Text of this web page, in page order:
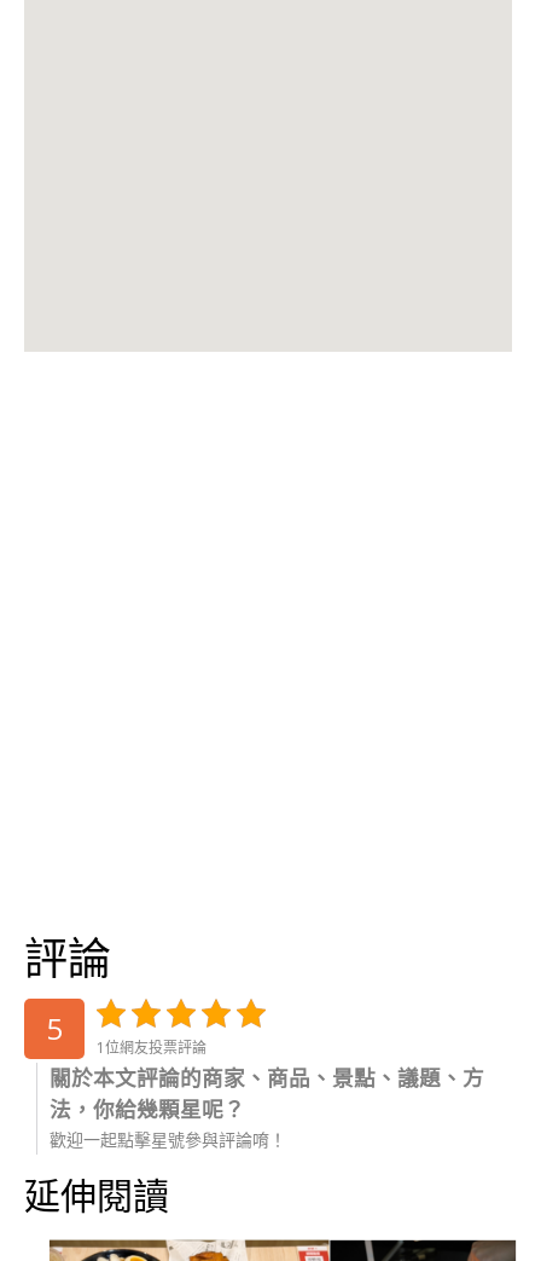
評論
5 1位網友投票評論
關於本文評論的商家、商品、景點、議題、方
法，你給幾顆星呢？
歡迎一起點擊星號參與評論唷！
延伸閱讀